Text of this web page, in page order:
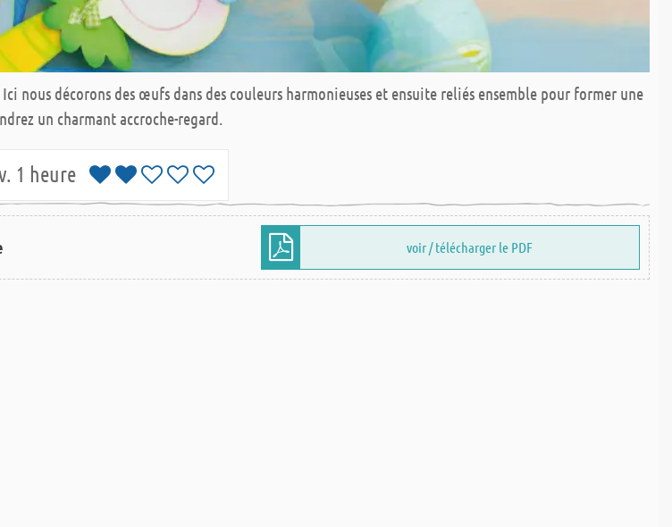
nous décorons des œufs dans des couleurs harmonieuses et ensuite reliés ensemble pour former une
un charmant accroche-regard.
1 heure
voir / télécharger le PDF